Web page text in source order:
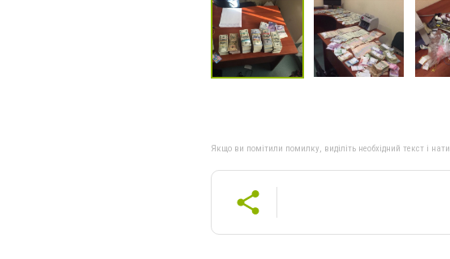
Якщо ви помітили помилку, виділіть необхідний текст і